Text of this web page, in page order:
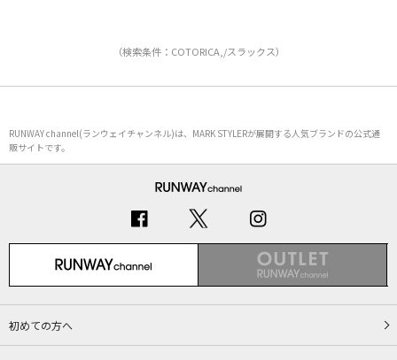
（検索条件：COTORICA,/スラックス）
RUNWAY channel(ランウェイチャンネル)は、MARK STYLERが展開する人気ブランドの公式通
販サイトです。
初めての方へ